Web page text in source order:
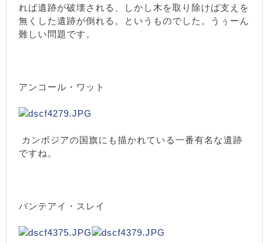
れば遺跡が破壊される、しかし木を取り除けば支えを
無くした遺跡が倒れる。というものでした。うぅーん
難しい問題です。
アンコール・ワット
カンボジアの国旗にも描かれている一番有名な遺跡
ですね。
バンテアイ・スレイ